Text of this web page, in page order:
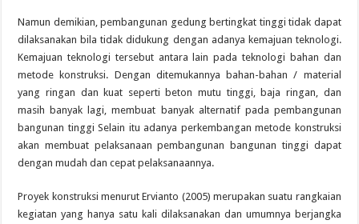
Namun demikian, pembangunan gedung bertingkat tinggi tidak dapat
dilaksanakan bila tidak didukung dengan adanya kemajuan teknologi.
Kemajuan teknologi tersebut antara lain pada teknologi bahan dan
metode konstruksi. Dengan ditemukannya bahan-bahan / material
yang ringan dan kuat seperti beton mutu tinggi, baja ringan, dan
masih banyak lagi, membuat banyak alternatif pada pembangunan
bangunan tinggi Selain itu adanya perkembangan metode konstruksi
akan membuat pelaksanaan pembangunan bangunan tinggi dapat
dengan mudah dan cepat pelaksanaannya.
Proyek konstruksi menurut Ervianto (2005) merupakan suatu rangkaian
kegiatan yang hanya satu kali dilaksanakan dan umumnya berjangka